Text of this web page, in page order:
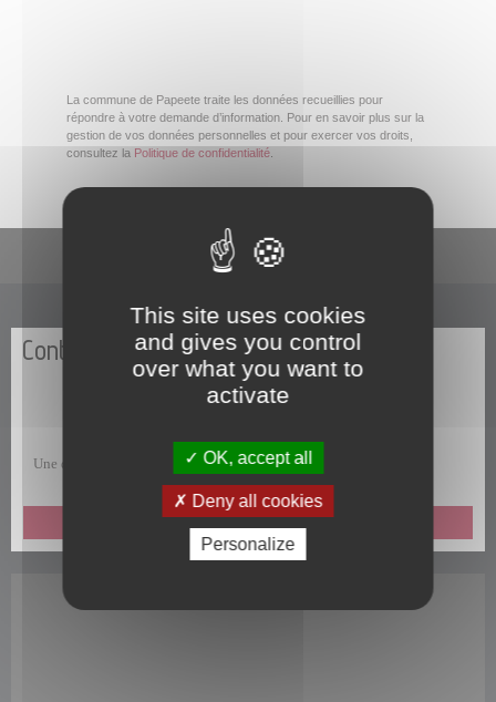
La commune de Papeete traite les données recueillies pour
répondre à votre demande d’information. Pour en savoir plus sur la
gestion de vos données personnelles et pour exercer vos droits,
consultez la Politique de confidentialité
En un clic
Contactez-nous
Une question, une remarque, une suggestion, un commentaire ?
ENVOYEZ-NOUS UN MESSAGE
This site uses cookies
and gives you control
over what you want to
activate
OK, accept all
Deny all cookies
Personalize